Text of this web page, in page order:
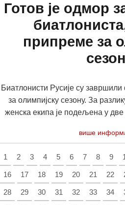
Готов је одмор
припреме за
Биатлонисти Русије су
за олимпијску сезону. За
женска екипа је подељена у две
више
1 2 3 4 5 6 7 8 9
16 17 18 19 20 21 22
28 29 30 31 32 33 34